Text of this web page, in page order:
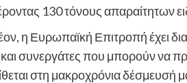
130 τόνους απαραίτητων
η Ευρωπαϊκή Επιτροπή έχει
συνεργάτες που μπορούν να
στη μακροχρόνια δέσμευσή